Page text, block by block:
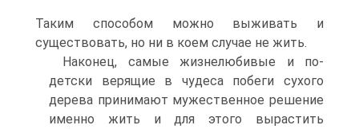
Таким способом можно выживать и
существовать, но ни в коем случае не жить.
Наконец, самые жизнелюбивые и по-
детски верящие в чудеса побеги сухого
дерева принимают мужественное решение
именно жить и для этого вырастить